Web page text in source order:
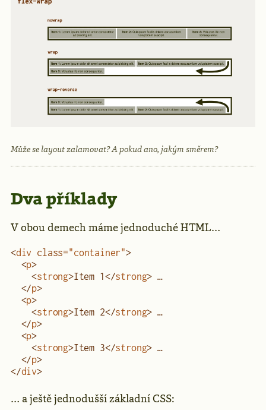
Může se layout zalamovat? A pokud ano, jakým směrem?
Dva příklady
V obou demech máme jednoduché HTML…
<div class="container">
  <
p>
    <
strong>Item 1</strong> …
  </
p>
  <
p>
    <
strong>Item 2</strong> …
  </
p>
  <
p>
    <
strong>Item 3</strong> …
  </
p>
</div>
… a ještě jednodušší základní CSS: